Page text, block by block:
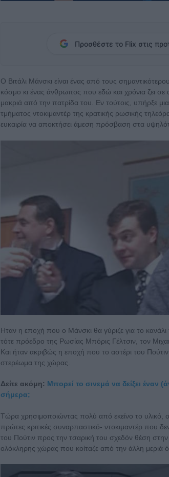
Προσθέστε το Flix στις
Ο Βιτάλι Μάνσκι είναι ένας από τους
κόσμο κι ένας άνθρωπος που εδώ και χρόνια ζει σε
μακριά από την πατρίδα του. Εν τούτοις, υπήρξε
τμήματος ντοκιμαντέρ της κρατικής ρωσικής
ευκαιρία να αποκτήσει άμεση πρόσβαση στα
Ηταν η εποχή που ο Μάνσκι θα γύριζε για το κανάλι
τότε πρόεδρο της Ρωσίας Μπόρις Γέλτσιν, τον
Και ήταν ακριβώς η εποχή που το αστέρι του Πούτιν
στερέωμα της χώρας.
Δείτε ακόμη: Μπορεί το σινεμά να δείξει έναν
σήμερα;
Τώρα χρησιμοποιώντας πολύ από εκείνο το υλικό,
πρώτες κριτικές συναρπαστικό- ντοκιμαντέρ που
του Πούτιν προς την τσαρική του σχεδόν θέση στην
ολόκληρης χώρας που κοίταζε από την άλλη μεριά